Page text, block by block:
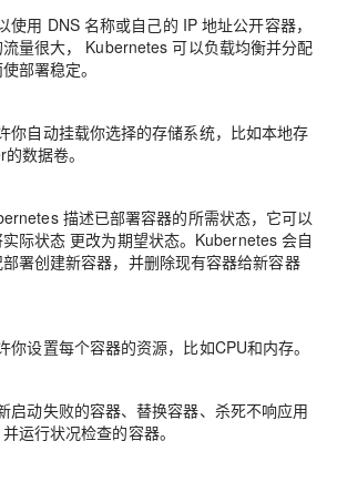
使用 DNS 名称或自己的 IP 地址公开容器，
量很大， Kubernetes 可以负载均衡并分配
部署稳定。
你自动挂载你选择的存储系统，比如本地存
数据卷。
描述已部署容器的所需状态，它可以
际状态 更改为期望状态。Kubernetes 会自
署创建新容器，并删除现有容器给新容器
你设置每个容器的资源，比如CPU和内存。
启动失败的容器、替换容器、杀死不响应用
运行状况检查的容器。